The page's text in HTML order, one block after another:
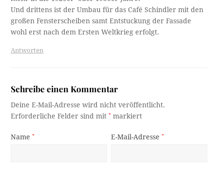
Und drittens ist der Umbau für das Café Schindler mit den
großen Fensterscheiben samt Entstuckung der Fassade
wohl erst nach dem Ersten Weltkrieg erfolgt.
Antworten
Schreibe einen Kommentar
Deine E-Mail-Adresse wird nicht veröffentlicht.
Erforderliche Felder sind mit* markiert
Name* E-Mail-Adresse*